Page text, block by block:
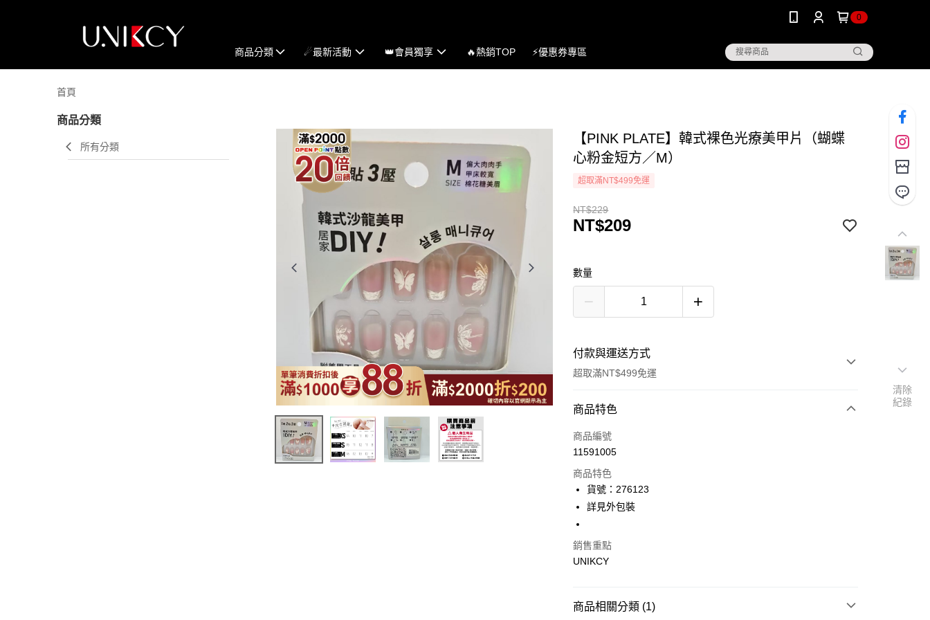
0
商品分類 ☄最新活動 👑會員獨享 🔥熱銷TOP ⚡優惠券專區
首頁
商品分類
所有分類
【PINK PLATE】韓式裸色光療美甲片（蝴蝶
心粉金短方／M）
超取滿NT$499免運
NT$229
NT$209
數量
付款與運送方式
超取滿NT$499免運
付款方式
icash Pay
超商取貨付款
LINE Pay
街口支付
Google Pay
商品特色
商品編號
11591005
商品特色
貨號：276123
詳見外包裝
銷售重點
UNIKCY
商品相關分類 (1)
清除
紀錄